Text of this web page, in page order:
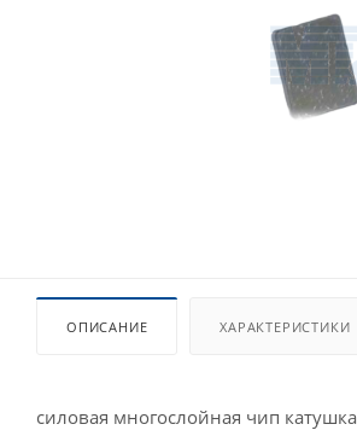
ОПИСАНИЕ ХАРАКТЕРИСТИКИ
силовая многослойная чип